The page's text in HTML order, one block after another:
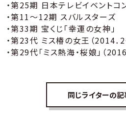
・第25期 日本テレビイベントコ
・第11～12期 スバルスターズ
・第33期 宝くじ「幸運の女神」
・第23代 ミス椿の女王（2014．2
・第29代「ミス熱海・桜娘」（
同じライターの